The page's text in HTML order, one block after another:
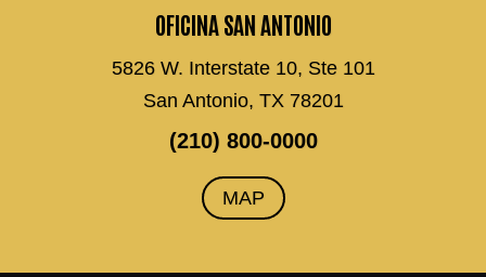
OFICINA SAN ANTONIO
5826 W. Interstate 10, Ste 101
San Antonio, TX 78201
(210) 800-0000
MAP